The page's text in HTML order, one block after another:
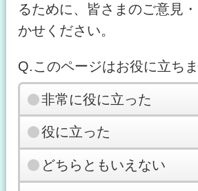
るために、皆さまのご意見
かせください。
Q.このページはお役に立ち
非常に役に立った
役に立った
どちらともいえない